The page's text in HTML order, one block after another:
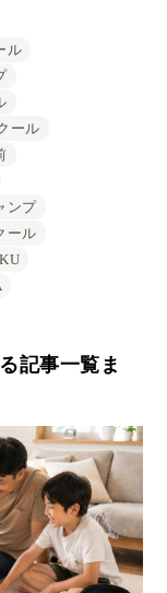
ル
ール
ンプ
ール
記事一覧ま